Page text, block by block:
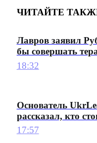
ЧИТАЙТЕ
Лавров заявил
бы совершать
18:32
Основатель
рассказал, кто
17:57